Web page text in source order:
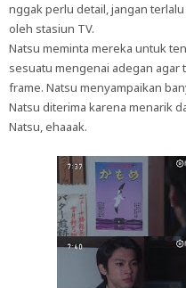
nggak perlu detail, jangan
oleh stasiun TV.
Natsu meminta mereka untuk
sesuatu mengenai adegan agar
frame. Natsu menyampaikan
Natsu diterima karena menarik
Natsu, ehaaak.